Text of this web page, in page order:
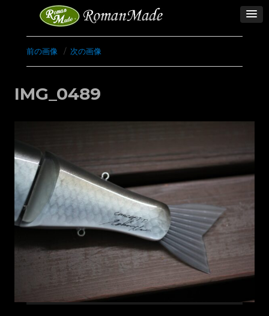
前の画像 次の画像
IMG_0489